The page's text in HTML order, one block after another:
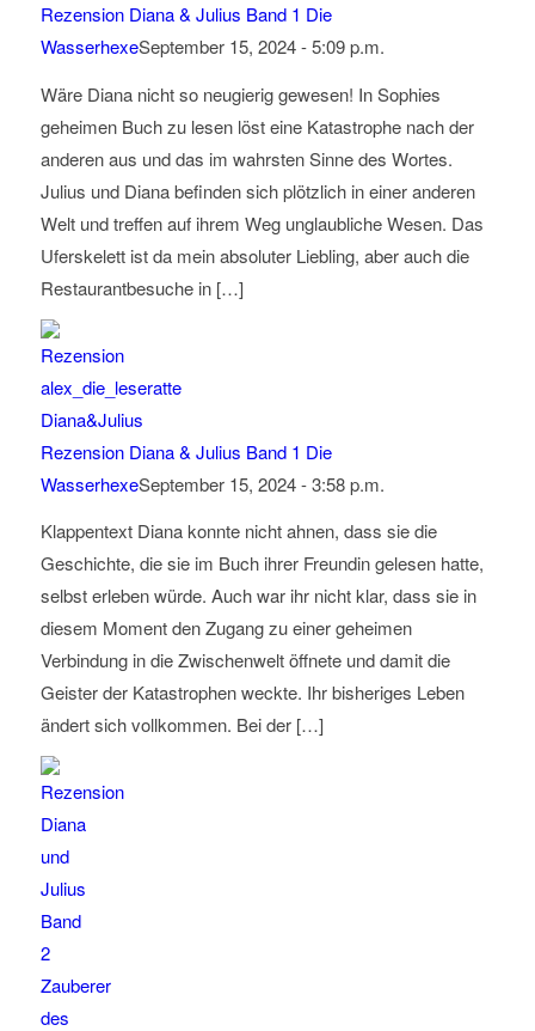
Rezension Diana & Julius Band 1 Die
WasserhexeSeptember 15, 2024 - 5:09 p.m.
Wäre Diana nicht so neugierig gewesen! In Sophies
geheimen Buch zu lesen löst eine Katastrophe nach der
anderen aus und das im wahrsten Sinne des Wortes.
Julius und Diana befinden sich plötzlich in einer anderen
Welt und treffen auf ihrem Weg unglaubliche Wesen. Das
Uferskelett ist da mein absoluter Liebling, aber auch die
Restaurantbesuche in […]
Rezension Diana & Julius Band 1 Die
WasserhexeSeptember 15, 2024 - 3:58 p.m.
Klappentext Diana konnte nicht ahnen, dass sie die
Geschichte, die sie im Buch ihrer Freundin gelesen hatte,
selbst erleben würde. Auch war ihr nicht klar, dass sie in
diesem Moment den Zugang zu einer geheimen
Verbindung in die Zwischenwelt öffnete und damit die
Geister der Katastrophen weckte. Ihr bisheriges Leben
ändert sich vollkommen. Bei der […]